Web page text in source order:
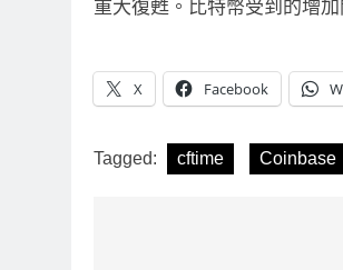
重大復甦。比特幣受到的增
X Facebook
Tagged: cftime Coinbase